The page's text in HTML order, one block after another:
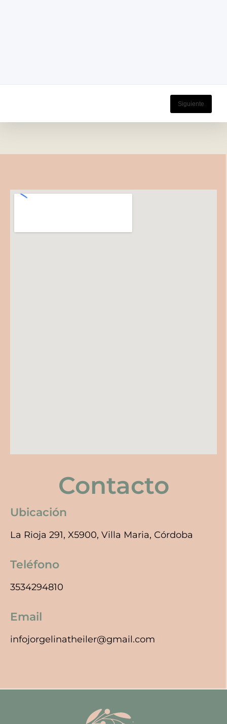
Siguiente
Contacto
Ubicación
La Rioja 291, X5900, Villa Maria, Córdoba
Teléfono
3534294810
Email
infojorgelinatheiler@gmail.com